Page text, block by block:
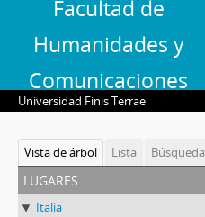
Facultad de
Humanidades y
Comunicaciones
Universidad Finis Terrae
Vista de árbol Lista Búsqueda
lugares
Italia